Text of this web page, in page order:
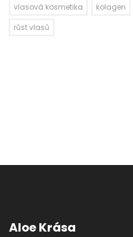
vlasová kosmetika
kolagen
růst vlasů
Aloe Krása